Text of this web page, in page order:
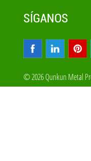
SÍGANOS
© 2026 Qunkun Metal